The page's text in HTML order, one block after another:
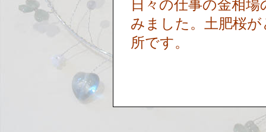
日々の仕事の金相
みました。土肥桜
所です。